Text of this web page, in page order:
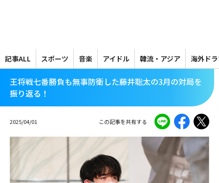
テ
ン
動
記事ALL スポーツ 音楽 アイドル 韓流・アジア 海外ド
王将戦七番勝負も無事防衛した藤井聡太の3月の対局を
振り返る！
2025/04/01 この記事を共有する